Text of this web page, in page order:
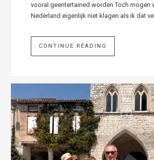
vooral geentertained worden Toch mogen
Nederland eigenlijk niet klagen als ik dat
CONTINUE READING